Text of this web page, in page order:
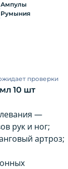
Ампулы
Румыния
проверки
10 шт
—
рук и ног;
артроз;